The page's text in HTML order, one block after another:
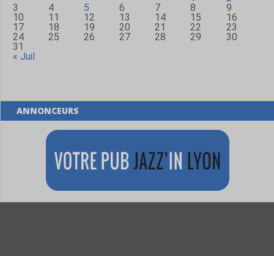
3
4 5 6 7 8
9
10
11 12 13 14 15
16
17
18 19 20 21 22
23
24
25 26 27 28 29
30
31
« Juil
ANNONCEURS